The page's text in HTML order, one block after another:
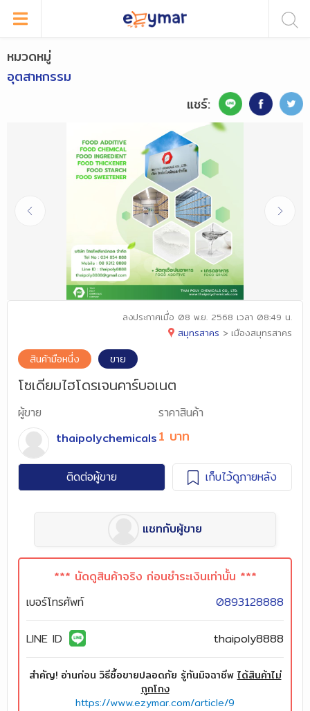
หมวดหมู่
อุตสาหกรรม
แชร์:
ลงประกาศเมื่อ 08 พ.ย. 2568 เวลา 08:49 น.
สมุทรสาคร > เมืองสมุทรสาคร
สินค้ามือหนึ่ง ขาย
โซเดียมไฮโดรเจนคาร์บอเนต
ผู้ขาย
thaipolychemicals
ราคาสินค้า
1 บาท
ติดต่อผู้ขาย เก็บไว้ดูภายหลัง
แชทกับผู้ขาย
*** นัดดูสินค้าจริง ก่อนชำระเงินเท่านั้น ***
เบอร์โทรศัพท์
0893128888
LINE ID thaipoly8888
สำคัญ! อ่านก่อน วิธีซื้อขายปลอดภัย รู้ทันมิจฉาชีพ ได้สินค้าไม่
ถูกโกง
https://www.ezymar.com/article/9